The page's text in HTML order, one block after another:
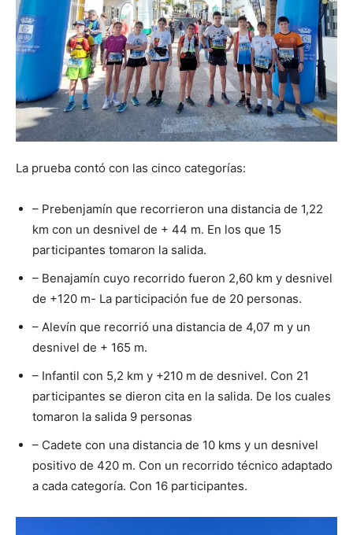
La prueba contó con las cinco categorías:
– Prebenjamín que recorrieron una distancia de 1,22
km con un desnivel de + 44 m. En los que 15
participantes tomaron la salida.
– Benajamín cuyo recorrido fueron 2,60 km y desnivel
de +120 m- La participación fue de 20 personas.
– Alevín que recorrió una distancia de 4,07 m y un
desnivel de + 165 m.
– Infantil con 5,2 km y +210 m de desnivel. Con 21
participantes se dieron cita en la salida. De los cuales
tomaron la salida 9 personas
– Cadete con una distancia de 10 kms y un desnivel
positivo de 420 m. Con un recorrido técnico adaptado
a cada categoría. Con 16 participantes.